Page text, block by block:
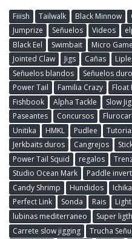
Fiiish Tailwalk Black Minnow
Jumprize
Señuelos Videos
Black Eel
Swimbait Micro
Jointed Claw
Jigs Cañas
Señuelos blandos
Señuelos
Power Tail
Familia Crazy Float
Fishbook
Alpha Tackle Slow Jig
Paseantes
Concursos
Unitika
HMKL Pudlee
Jerkbaits duros
Cangrejos
Power Tail Squid
regalos
Studio Ocean Mark
Paddle
Candy Shrimp
Hundidos
Perfect Link
Sonda Rais
lubinas mediterraneo
Super
Carrete slow jigging
Trucha